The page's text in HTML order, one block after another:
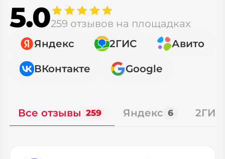
5.0259 отзывов на площадках
Яндекс
2ГИС Авито
ВКонтакте Google
Все отзывы 259 Яндекс 6 2ГИС